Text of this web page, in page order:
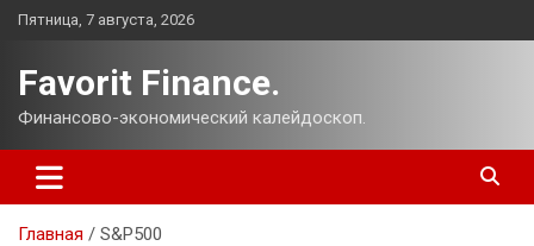
Перейти
Пятница, 7 августа, 2026
Favorit Finance.
Финансово-экономический калейдоскоп.
Главная S&P500